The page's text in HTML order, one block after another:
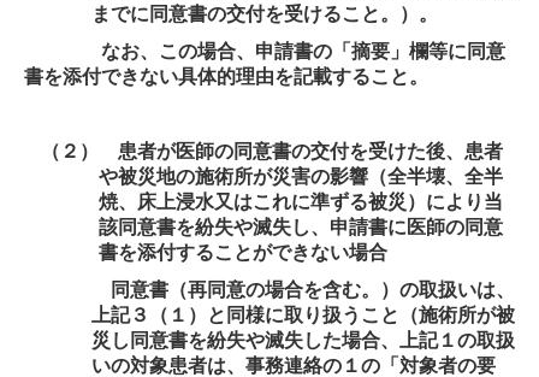
までに同意書の交付を受けること。）。
なお、この場合、申請書の「摘要」欄等に同意
書を添付できない具体的理由を記載すること。
（２） 患者が医師の同意書の交付を受けた後、患者
や被災地の施術所が災害の影響（全半壊、全半
焼、床上浸水又はこれに準ずる被災）により当
該同意書を紛失や滅失し、申請書に医師の同意
書を添付することができない場合
同意書（再同意の場合を含む。）の取扱いは、
上記３（１）と同様に取り扱うこと（施術所が被
災し同意書を紛失や滅失した場合、上記１の取扱
いの対象患者は、事務連絡の１の「対象者の要